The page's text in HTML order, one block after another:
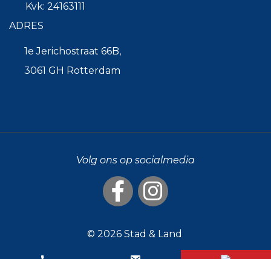
Kvk: 24163111
ADRES
1e Jerichostraat 66B,
3061 GH Rotterdam
Volg ons op socialmedia
© 2026 Stad & Land